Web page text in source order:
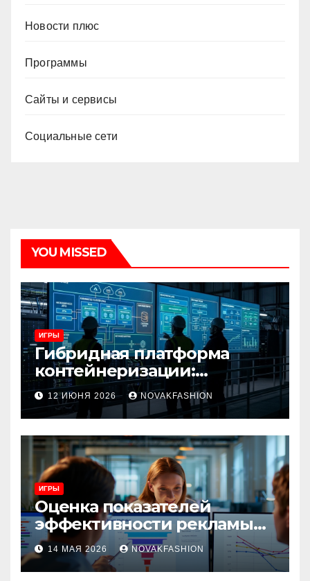
Новости плюс
Программы
Сайты и сервисы
Социальные сети
YOU MISSED
ИГРЫ
Гибридная платформа
контейнеризации:
архитектура, особенности
и сценарии использования
12 ИЮНЯ 2026 NOVAKFASHION
ИГРЫ
Оценка показателей
эффективности рекламы
при атрибуции
множественных точек
касания
14 МАЯ 2026 NOVAKFASHION